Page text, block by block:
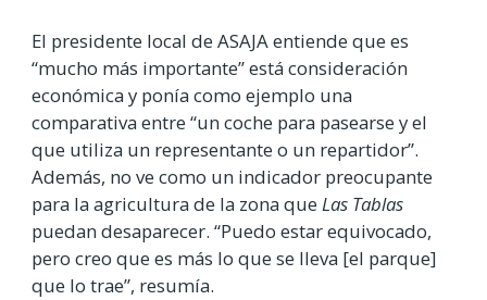
El presidente local de ASAJA entiende que es
“mucho más importante” está consideración
económica y ponía como ejemplo una
comparativa entre “un coche para pasearse y el
que utiliza un representante o un repartidor”.
Además, no ve como un indicador preocupante
para la agricultura de la zona que Las Tablas
puedan desaparecer. “Puedo estar equivocado,
pero creo que es más lo que se lleva [el parque]
que lo trae”, resumía.